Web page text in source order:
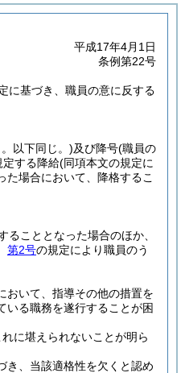
平成17年4月1日
条例第22号
に基づき、職員の意に反する
以下同じ。)及び降号(職員の
定する降給(同項本文の規定に
場合において、降格するこ
こととなった場合のほか、
第2号の規定により職員のう
おいて、指導その他の措置を
いる職務を遂行することが困
に堪えられないことが明ら
き、当該適格性を欠くと認め